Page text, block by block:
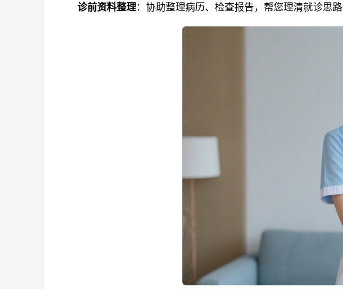
诊前资料整理：协助整理病历、检查报告，帮您理清就诊思路